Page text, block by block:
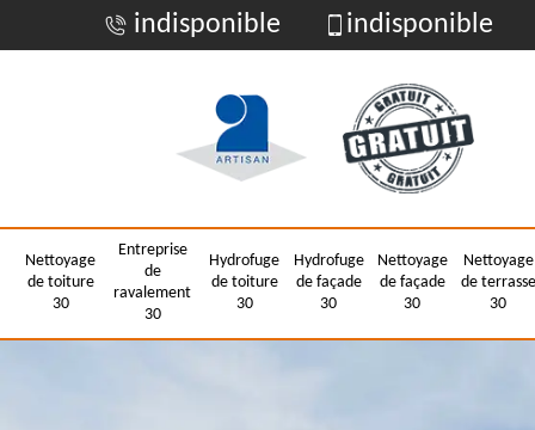
indisponible indisponible
Nettoyage
de toiture
30
Entreprise
de
ravalement
30
Hydrofuge
de toiture
30
Hydrofuge
de façade
30
Nettoyage
de façade
30
Nettoyage
de terrasse
30